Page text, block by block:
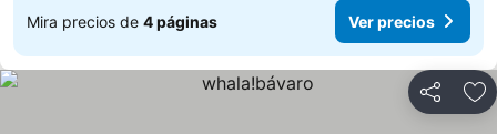
Mira precios de 4 páginas Ver precios
Compartir